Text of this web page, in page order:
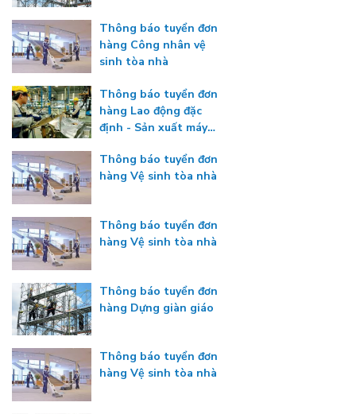
Thông báo tuyển đơn
hàng Công nhân vệ
sinh tòa nhà
Thông báo tuyển đơn
hàng Lao động đặc
định - Sản xuất máy
Thông báo tuyển đơn
hàng Vệ sinh tòa nhà
Thông báo tuyển đơn
hàng Vệ sinh tòa nhà
Thông báo tuyển đơn
hàng Dựng giàn giáo
Thông báo tuyển đơn
hàng Vệ sinh tòa nhà